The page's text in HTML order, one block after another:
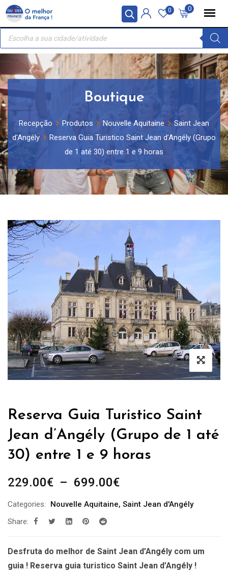
Painel de Gerenciamento de Cookies
Skip
content
0
0
Recherche
produits
Boutique
Recepção Produtos Nouvelle Aquitaine
Saint Jean
d'Angély
Reserva Guia Turistico Saint Jean d’Angély (Grupo
de 1 até 30) entre 1 e 9 horas
Reserva Guia Turistico Saint
Jean d’Angély (Grupo de 1 até
30) entre 1 e 9 horas
229.00€ – 699.00€Plage
prix :
699.00€
Categories: Nouvelle Aquitaine, Saint Jean d'Angély
Share:
Desfruta do melhor de Saint Jean d’Angély com um
guia ! Reserva guia turistico Saint Jean d’Angély !